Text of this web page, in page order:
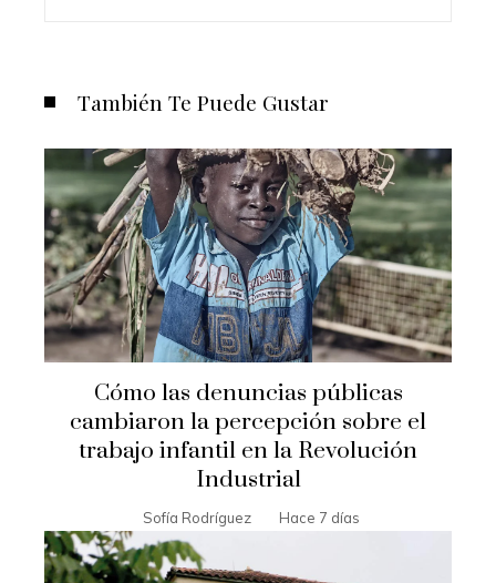
También Te Puede Gustar
Cómo las denuncias públicas
cambiaron la percepción sobre el
trabajo infantil en la Revolución
Industrial
Sofía Rodríguez Hace 7 días